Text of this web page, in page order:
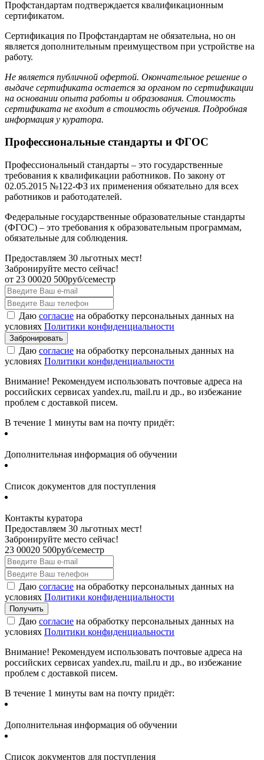
Профстандартам подтверждается квалификационным
сертификатом.
Сертификация по Профстандартам не обязательна, но он
является дополнительным преимуществом при устройстве на
работу.
Не является публичной офертой. Окончательное решение о
выдаче сертификата остается за органом по сертификации
на основании опыта работы и образования. Стоимость
сертификата не входит в стоимость обучения. Подробная
информация у куратора.
Профессиональные стандарты и ФГОС
Профессиональный стандарты – это государственные
требования к квалификации работников. По закону от
02.05.2015 №122-ФЗ их применения обязательно для всех
работников и работодателей.
Федеральные государственные образовательные стандарты
(ФГОС) – это требования к образовательным программам,
обязательные для соблюдения.
Предоставляем 30 льготных мест!
Забронируйте место сейчас!
от 23 00020 500руб/семестр
Даю согласие на обработку персональных данных на
условиях Политики конфиденциальности
Даю согласие на обработку персональных данных на
условиях Политики конфиденциальности
Внимание! Рекомендуем использовать почтовые адреса на
российских сервисах yandex.ru, mail.ru и др., во избежание
проблем с доставкой писем.
В течение 1 минуты вам на почту придёт:
Дополнительная информация об обучении
Список документов для поступления
Контакты куратора
Предоставляем 30 льготных мест!
Забронируйте место сейчас!
23 00020 500руб/семестр
Даю согласие на обработку персональных данных на
условиях Политики конфиденциальности
Даю согласие на обработку персональных данных на
условиях Политики конфиденциальности
Внимание! Рекомендуем использовать почтовые адреса на
российских сервисах yandex.ru, mail.ru и др., во избежание
проблем с доставкой писем.
В течение 1 минуты вам на почту придёт:
Дополнительная информация об обучении
Список документов для поступления